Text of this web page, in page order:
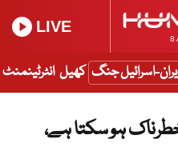
8
LIVE
اسرائیل جنگ کھیل انٹرٹینمنٹ
ہو سکتا ہے،